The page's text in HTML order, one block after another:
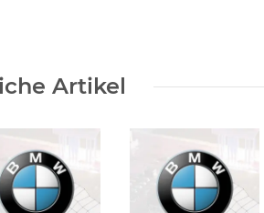
Artikel